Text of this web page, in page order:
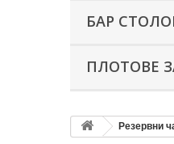
БАР
ПЛОТОВЕ
Резервни